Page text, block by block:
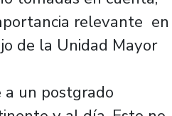
relevante en
de la Unidad Mayor
a un postgrado